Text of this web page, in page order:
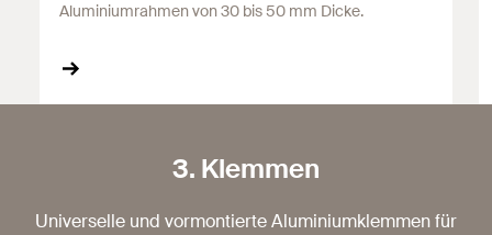
Aluminiumrahmen von 30 bis 50 mm Dicke.
3. Klemmen
Universelle und vormontierte Aluminiumklemmen für